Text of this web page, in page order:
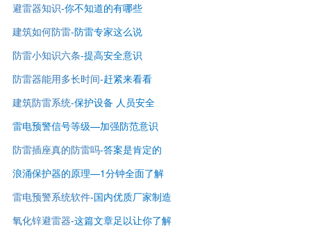
避雷器知识-你不知道的有哪些
建筑如何防雷-防雷专家这么说
防雷小知识六条-提高安全意识
防雷器能用多长时间-赶紧来看看
建筑防雷系统-保护设备 人员安全
雷电预警信号等级—加强防范意识
防雷插座真的防雷吗-答案是肯定的
浪涌保护器的原理—1分钟全面了解
雷电预警系统软件-国内优质厂家制造
氧化锌避雷器-这篇文章足以让你了解